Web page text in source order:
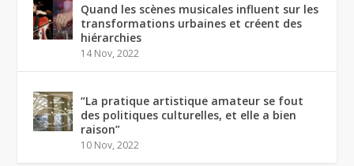
Quand les scènes musicales influent sur les
transformations urbaines et créent des
hiérarchies
14 Nov, 2022
“La pratique artistique amateur se fout
des politiques culturelles, et elle a bien
raison”
10 Nov, 2022